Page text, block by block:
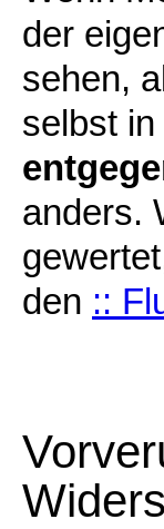
der
sehen,
selbst
anders.
den ::